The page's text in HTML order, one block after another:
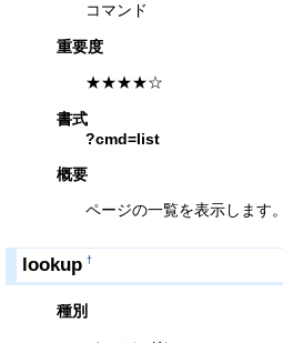
コマンド
重要度
★★★★☆
書式
?cmd=list
概要
ページの一覧を表示します。
lookup †
種別